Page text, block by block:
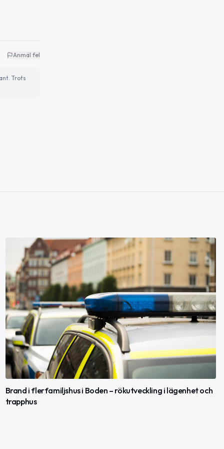
Anmäl fel
Trots
Brand i flerfamiljshus i Boden – rökutveckling i lägenhet och
trapphus